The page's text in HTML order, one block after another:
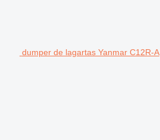
dumper de lagartas Yanmar C12R-A